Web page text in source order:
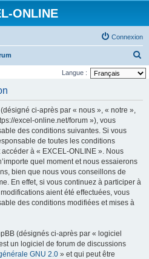
ONLINE
Connexion
e
Langue :
ci-après par « nous », « notre »,
excel-online.net/forum »), vous
des conditions suivantes. Si vous
de toutes les conditions
à « EXCEL-ONLINE ». Nous
quel moment et nous essaierons
bien que nous vous conseillons de
En effet, si vous continuez à participer à
aient été effectuées, vous
des conditions modifiées et mises à
(désignés ci-après par « logiciel
un logiciel de forum de discussions
GNU 2.0 » et qui peut être